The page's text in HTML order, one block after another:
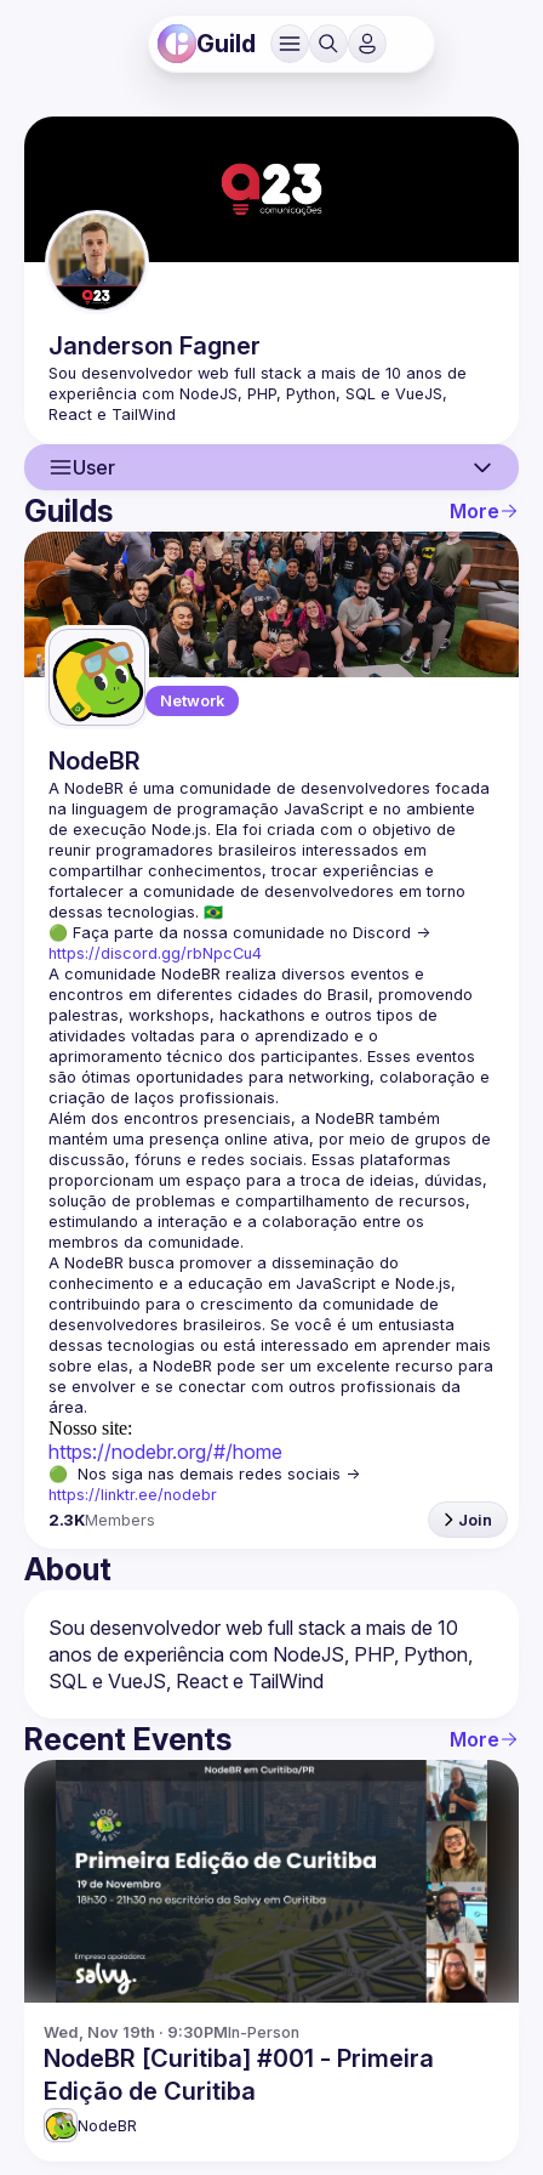
Guild
Janderson Fagner
Sou desenvolvedor web full stack a mais de 10 anos de
experiência com NodeJS, PHP, Python, SQL e VueJS,
User
User
Events
Guilds
Guilds More
Network
NodeBR
A NodeBR é uma comunidade de desenvolvedores focada
na linguagem de programação JavaScript e no ambiente
de execução Node.js. Ela foi criada com o objetivo de
reunir programadores brasileiros interessados em
compartilhar conhecimentos, trocar experiências e
fortalecer a comunidade de desenvolvedores em torno
🟢 Faça parte da nossa comunidade no Discord ->
https://discord.gg/rbNpcCu4
A comunidade NodeBR realiza diversos eventos e
encontros em diferentes cidades do Brasil, promovendo
palestras, workshops, hackathons e outros tipos de
atividades voltadas para o aprendizado e o
aprimoramento técnico dos participantes. Esses eventos
são ótimas oportunidades para networking, colaboração e
Além dos encontros presenciais, a NodeBR também
mantém uma presença online ativa, por meio de grupos de
discussão, fóruns e redes sociais. Essas plataformas
proporcionam um espaço para a troca de ideias, dúvidas,
solução de problemas e compartilhamento de recursos,
estimulando a interação e a colaboração entre os
A NodeBR busca promover a disseminação do
conhecimento e a educação em JavaScript e Node.js,
contribuindo para o crescimento da comunidade de
desenvolvedores brasileiros. Se você é um entusiasta
dessas tecnologias ou está interessado em aprender mais
sobre elas, a NodeBR pode ser um excelente recurso para
se envolver e se conectar com outros profissionais da
Nosso site:
https://nodebr.org/#/home
https://linktr.ee/nodebr
2.3KMembers Join
About
Sou desenvolvedor web full stack a mais de 10
anos de experiência com NodeJS, PHP, Python,
Recent Events More
Wed, Nov 19th · 9:30PMIn-Person
NodeBR [Curitiba] #001 - Primeira
Edição de Curitiba
NodeBR